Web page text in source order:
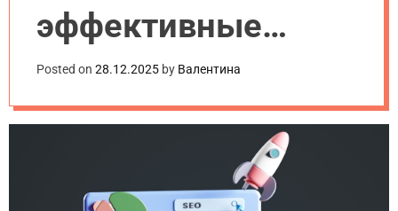
эффективные
методы в 2025 году
Posted on 28.12.2025 by Валентина